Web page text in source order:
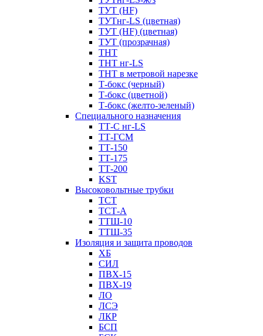
ТУТ (HF)
ТУТнг-LS (цветная)
ТУТ (HF) (цветная)
ТУТ (прозрачная)
ТНТ
ТНТ нг-LS
ТНТ в метровой нарезке
Т-бокс (черный)
Т-бокс (цветной)
Т-бокс (желто-зеленый)
Специального назначения
ТТ-С нг-LS
ТТ-ГСМ
ТТ-150
ТТ-175
ТТ-200
KST
Высоковольтные трубки
ТСТ
ТСТ-А
ТТШ-10
ТТШ-35
Изоляция и защита проводов
ХБ
СИЛ
ПВХ-15
ПВХ-19
ЛО
ЛСЭ
ЛКР
БСП